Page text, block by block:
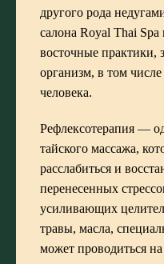
другого рода
салона Royal Thai
восточные практики,
организм, в том числе
человека.
Рефлексотерапия —
тайского массажа,
расслабиться и
перенесенных
усиливающих
травы, масла,
может проводиться